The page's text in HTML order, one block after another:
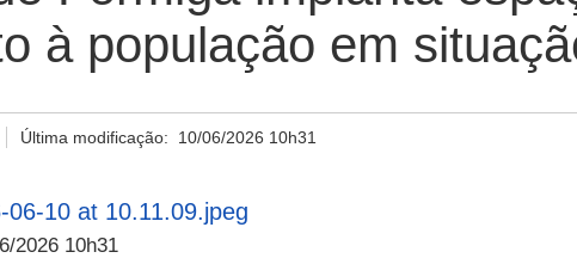
à população em
Última modificação: 10/06/2026 10h31
10 at 10.11.09.jpeg
2026 10h31